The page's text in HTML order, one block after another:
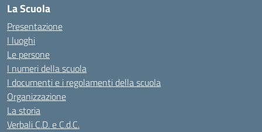
La Scuola
Presentazione
I luoghi
Le persone
I numeri della scuola
I documenti e i regolamenti della scuola
Organizzazione
La storia
Verbali C.D. e C.d.C.